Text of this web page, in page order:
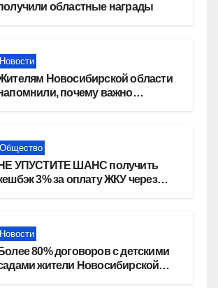
областные награды
Новости
Новосибирской области
почему важно
Общество
НЕ УПУСТИТЕ ШАНС получить
3% за оплату ЖКУ через
Новости
Более 80% договоров с детскими
жители Новосибирской